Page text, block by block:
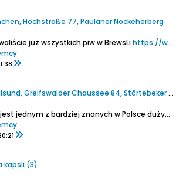
Hochstraße 77, Paulaner Nockeherberg
już wszystkich piw w BrewsLihttps://www.browar.biz/forum/piwo/pi...der-biermacher
Niemcy, Stralsund, Greifswalder Chaussee 84, Störtebeker Braugasthaus
Störtebeker jest jednym z bardziej znanych w Polsce dużych browarów warzących nie tylko typową niemiecką klasykę ale i piwa nowofalowe. Są one u nas do nabycia w wielu sklepach specjalistycznych, w Niemczech też lepsze Getränkemarkt je mają, więc wielokrotnie była okazja ich spróbować....
kapsli (3)